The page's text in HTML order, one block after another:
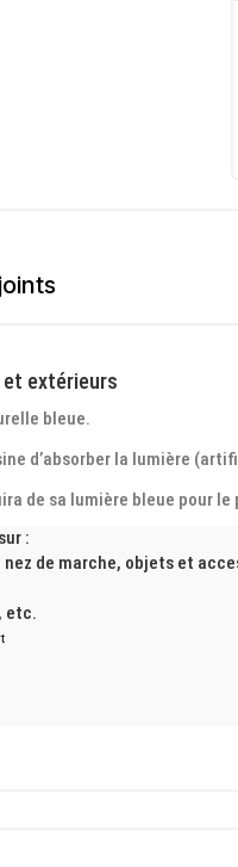
et extérieurs
bleue.
d’absorber la lumière
de sa lumière bleue pour le
:
de marche, objets et
etc.